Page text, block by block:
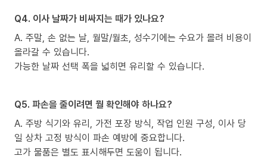
Q4. 이사 날짜가 비싸지는 때가 있나요?
A. 주말, 손 없는 날, 월말/월초, 성수기에는 수요가 몰려 비용이
올라갈 수 있습니다.
가능한 날짜 선택 폭을 넓히면 유리할 수 있습니다.
Q5. 파손을 줄이려면 뭘 확인해야 하나요?
A. 주방 식기와 유리, 가전 포장 방식, 작업 인원 구성, 이사 당
일 상차 고정 방식이 파손 예방에 중요합니다.
고가 물품은 별도 표시해두면 도움이 됩니다.